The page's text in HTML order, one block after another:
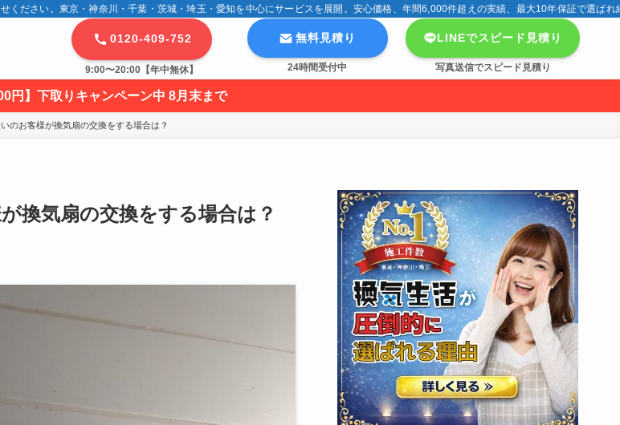
ださい。東京・神奈川・千葉・茨城・埼玉・愛知を中心にサービスを展開。安心価格、年間6,000件超えの実績、最大10年保証で選ばれ
0120-409-752
9:00〜20:00【年中無休】
無料見積り
24時間受付中
LINEでスピード見積り
写真送信でスピード見積り
円】下取りキャンペーン中 8月末まで
のお客様が換気扇の交換をする場合は？
換気扇の交換をする場合は？